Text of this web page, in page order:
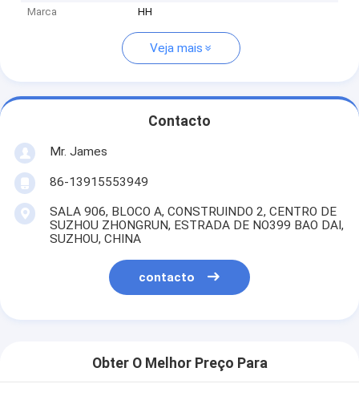
Marca
HH
Veja mais
Contacto
Mr. James
86-13915553949
SALA 906, BLOCO A, CONSTRUINDO 2, CENTRO DE
SUZHOU ZHONGRUN, ESTRADA DE NO399 BAO DAI,
SUZHOU, CHINA
contacto
Obter O Melhor Preço Para